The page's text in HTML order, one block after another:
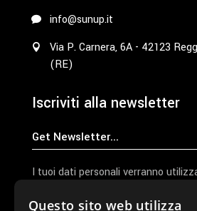
info@sunup.it
Via P. Carnera, 6A - 42123
(RE)
Iscriviti alla newsletter
I tuoi dati personali verranno
l'elaborazione della richiesta e
nella nostraprivacy policy
Questo sito web utilizza